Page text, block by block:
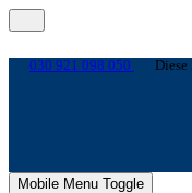
030 921 098 050 Diese
Mobile Menu Toggle